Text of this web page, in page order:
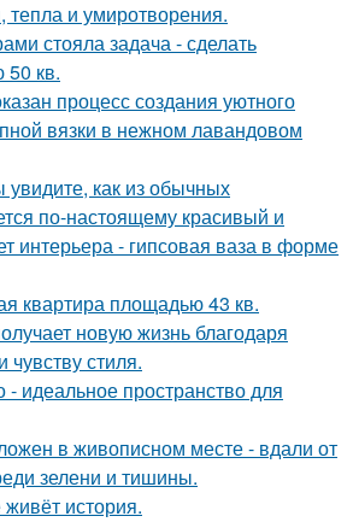
и умиротворения.
стояла задача - сделать
50 кв.
процесс создания уютного
вязки в нежном лавандовом
как из обычных
по-настоящему красивый и
интерьера - гипсовая ваза в форме
квартира площадью 43 кв.
новую жизнь благодаря
стиля.
- идеальное пространство для
в живописном месте - вдали от
зелени и тишины.
история.